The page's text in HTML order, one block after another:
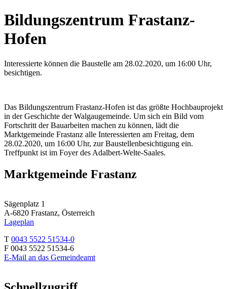
Bildungszentrum Frastanz-
Hofen
Interessierte können die Baustelle am 28.02.2020, um 16:00 Uhr,
besichtigen.
Das Bildungszentrum Frastanz-Hofen ist das größte Hochbauprojekt
in der Geschichte der Walgaugemeinde. Um sich ein Bild vom
Fortschritt der Bauarbeiten machen zu können, lädt die
Marktgemeinde Frastanz alle Interessierten am Freitag, dem
28.02.2020, um 16:00 Uhr, zur Baustellenbesichtigung ein.
Treffpunkt ist im Foyer des Adalbert-Welte-Saales.
Marktgemeinde Frastanz
Sägenplatz 1
A-6820 Frastanz, Österreich
Lageplan
T 0043 5522 51534-0
F 0043 5522 51534-6
E-Mail an das Gemeindeamt